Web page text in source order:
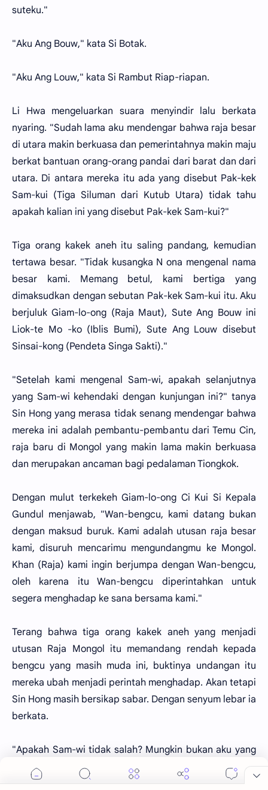
suteku."
"Aku Ang Bouw," kata Si Botak.
"Aku Ang Louw," kata Si Rambut Riap-riapan.
Li Hwa mengeluarkan suara menyindir lalu berkata
nyaring. "Sudah lama aku mendengar bahwa raja besar
di utara makin berkuasa dan pemerintahnya makin maju
berkat bantuan orang-orang pandai dari barat dan dari
utara. Di antara mereka itu ada yang disebut Pak-kek
Sam-kui (Tiga Siluman dari Kutub Utara) tidak tahu
apakah kalian ini yang disebut Pak-kek Sam-kui?"
Tiga orang kakek aneh itu saling pandang, kemudian
tertawa besar. "Tidak kusangka N ona mengenal nama
besar kami. Memang betul, kami bertiga yang
dimaksudkan dengan sebutan Pak-kek Sam-kui itu. Aku
berjuluk Giam-lo-ong (Raja Maut), Sute Ang Bouw ini
Liok-te Mo -ko (Iblis Bumi), Sute Ang Louw disebut
Sinsai-kong (Pendeta Singa Sakti)."
"Setelah kami mengenal Sam-wi, apakah selanjutnya
yang Sam-wi kehendaki dengan kunjungan ini?" tanya
Sin Hong yang merasa tidak senang mendengar bahwa
mereka ini adalah pembantu-pembantu dari Temu Cin,
raja baru di Mongol yang makin lama makin berkuasa
dan merupakan ancaman bagi pedalaman Tiongkok.
Dengan mulut terkekeh Giam-lo-ong Ci Kui Si Kepala
Gundul menjawab, "Wan-bengcu, kami datang bukan
dengan maksud buruk. Kami adalah utusan raja besar
kami, disuruh mencarimu mengundangmu ke Mongol.
Khan (Raja) kami ingin berjumpa dengan Wan-bengcu,
oleh karena itu Wan-bengcu diperintahkan untuk
segera menghadap ke sana bersama kami."
Terang bahwa tiga orang kakek aneh yang menjadi
utusan Raja Mongol itu memandang rendah kepada
bengcu yang masih muda ini, buktinya undangan itu
mereka ubah menjadi perintah menghadap. Akan tetapi
Sin Hong masih bersikap sabar. Dengan senyum lebar ia
berkata.
"Apakah Sam-wi tidak salah? Mungkin bukan aku yang
diperintahkan menghadap oleh karena selama hidupku
belum pernah aku bertemu dengan rajamu. Aku dan dia